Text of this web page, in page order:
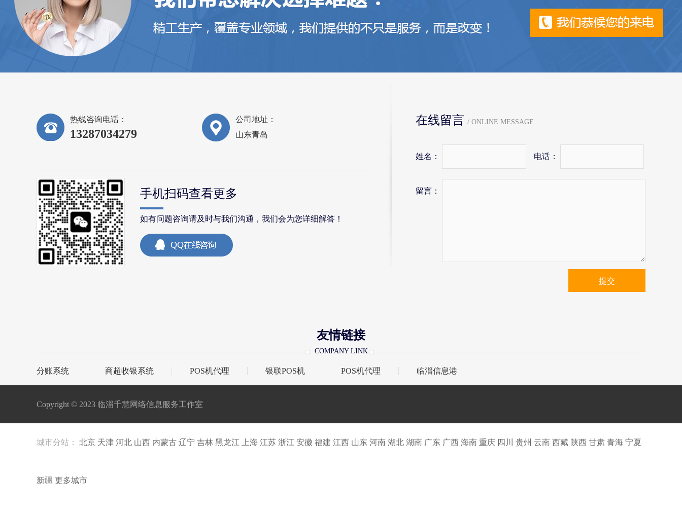
热线咨询电话：
13287034279
公司地址：
山东青岛
手机扫码查看更多
如有问题咨询请及时与我们沟通，我们会为您详细解答！
在线留言 / ONLINE MESSAGE
姓名： 电话：
留言：
提交
友情链接
COMPANY LINK
分账系统 商超收银系统 POS机代理 银联POS机 POS机代理 临淄信息港
Copyright © 2023 临淄千慧网络信息服务工作室
城市分站： 北京 天津 河北 山西 内蒙古 辽宁 吉林 黑龙江 上海 江苏 浙江 安徽 福建 江西 山东 河南 湖北 湖南 广东 广西 海南 重庆 四川 贵州 云南 西藏 陕西 甘肃 青海 宁夏
新疆 更多城市